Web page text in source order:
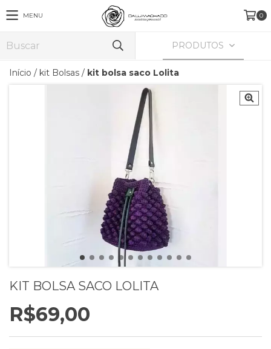
MENU 0
PRODUTOS
Início / kit Bolsas / kit bolsa saco Lolita
KIT BOLSA SACO LOLITA
R$69,00